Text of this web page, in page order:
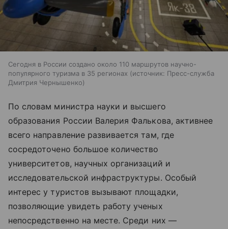
Сегодня в России создано около 110 маршрутов научно-
популярного туризма в 35 регионах
источник: Пресс-служба
Дмитрия Чернышенко
По словам министра науки и высшего
образования России Валерия Фалькова, активнее
всего направление развивается там, где
сосредоточено большое количество
университетов, научных организаций и
исследовательской инфраструктуры. Особый
интерес у туристов вызывают площадки,
позволяющие увидеть работу ученых
непосредственно на месте. Среди них —